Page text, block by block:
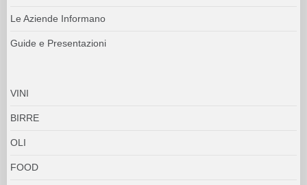
Le Aziende Informano
Guide e Presentazioni
VINI
BIRRE
OLI
FOOD